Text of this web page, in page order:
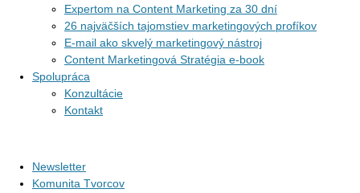
Expertom na Content Marketing za 30 dní
26 najväčších tajomstiev marketingových profíkov
E-mail ako skvelý marketingový nástroj
Content Marketingová Stratégia e-book
Spolupráca
Konzultácie
Kontakt
Newsletter
Komunita Tvorcov